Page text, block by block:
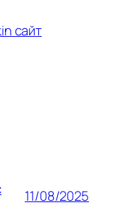
сайт
11/08/2025